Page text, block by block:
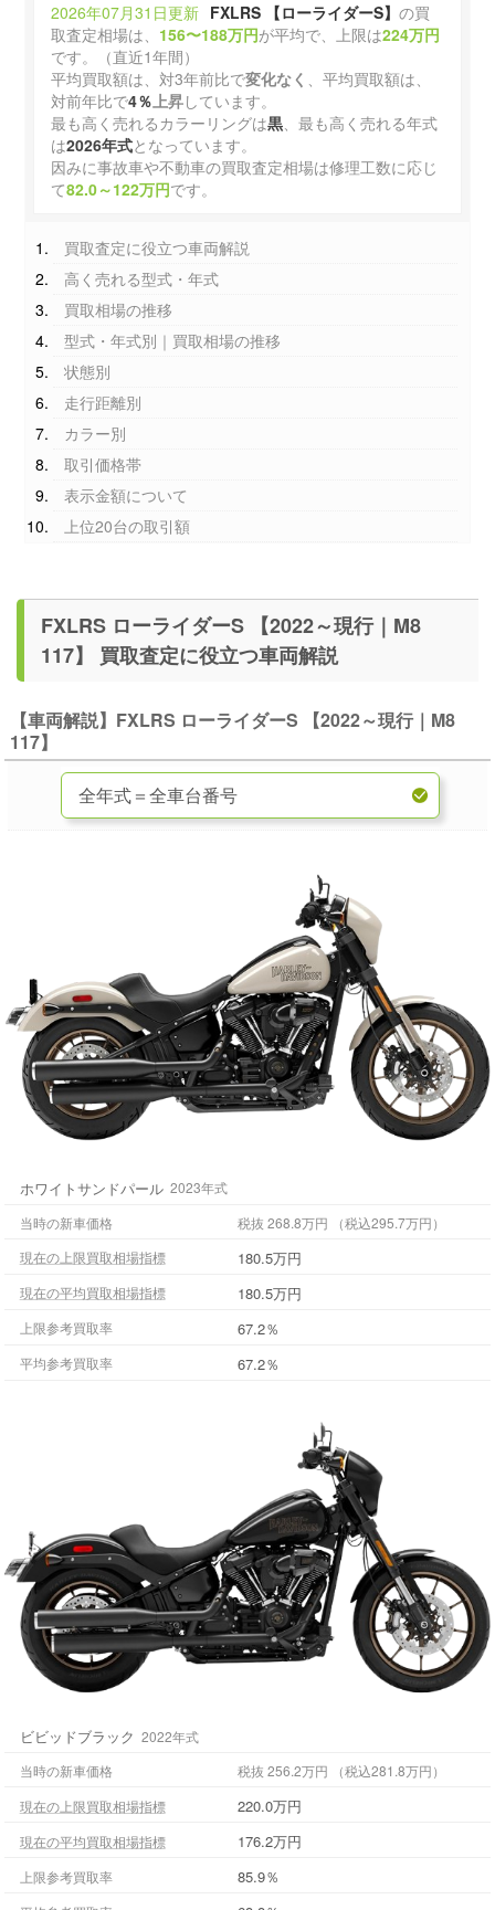
2026年07月31日更新 FXLRS 【ローライダーS】の買
取査定相場は、 156〜188万円が平均で、上限は224万円
です。（直近1年間）
平均買取額は、対3年前比で変化なく 、平均買取額は、
対前年比で4％上昇しています。
最も高く売れるカラーリングは黒、最も高く売れる年式
は2026年式となっています。
因みに事故車や不動車の買取査定相場は修理工数に応じ
て82.0～122万円です。
買取査定に役立つ車両解説
高く売れる型式・年式
買取相場の推移
型式・年式別｜買取相場の推移
状態別
走行距離別
カラー別
取引価格帯
表示金額について
上位20台の取引額
FXLRS ローライダーS 【2022～現行｜M8
117】 買取査定に役立つ車両解説
【車両解説】FXLRS ローライダーS 【2022～現行｜M8
117】
ホワイトサンドパール 2023年式
当時の新車価格
税抜 268.8万円 （税込295.7万円）
現在の上限買取相場指標
180.5万円
現在の平均買取相場指標 180.5万円
上限参考買取率 67.2％
平均参考買取率 67.2％
ビビッドブラック 2022年式
当時の新車価格
税抜 256.2万円 （税込281.8万円）
現在の上限買取相場指標
220.0万円
現在の平均買取相場指標 176.2万円
上限参考買取率 85.9％